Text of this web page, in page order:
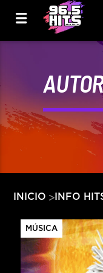
INICIO INFO
MÚSICA